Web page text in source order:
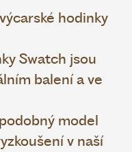
hodinky
Swatch jsou
balení a ve
model
v naší